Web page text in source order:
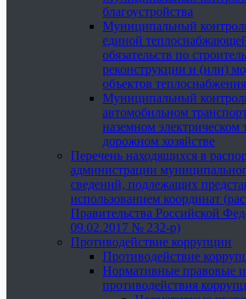
благоустройства
Муниципальный
единой
обязательств по
реконструкции и (или)
объектов теплоснабжения
Муниципальный
автомобильном
наземном электрическом
дорожном хозяйстве
Перечень находящихся в
администрации
сведений, подлежащих
использованием координат
Правительства Российской
09.02.2017 № 232-р)
Противодействие коррупции
Противодействие
Нормативные правовые
противодействия